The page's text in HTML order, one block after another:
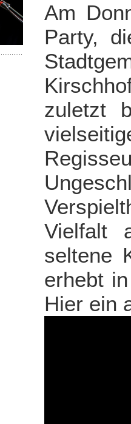
Am
Party,
zuletzt
Vielfalt
seltene
erhebt
Hier ein